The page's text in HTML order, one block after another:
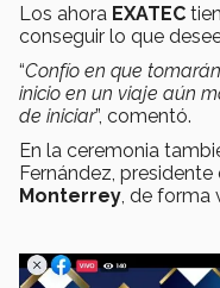
Los ahora EXATEC
conseguir lo que
“Confío en que
inicio en un viaje aún
de iniciar”, comentó.
En la ceremonia
Fernández,
Monterrey, de forma